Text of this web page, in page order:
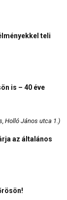
teli
is – 40 éve
Holló János utca 1.)
az általános